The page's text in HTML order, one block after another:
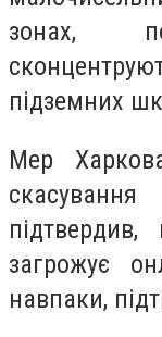
зонах,
підземних
Мер
загрожує
навпаки,